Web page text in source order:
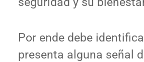
Por ende debe
presenta alguna señal